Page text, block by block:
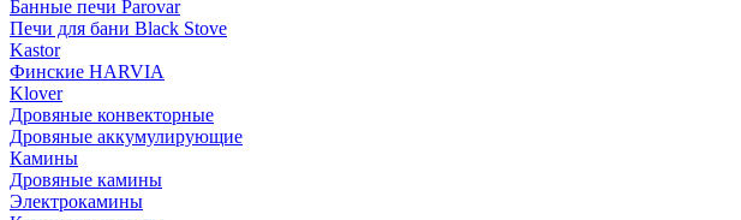
Банные печи Parovar
Печи для бани Black Stove
Kastor
Финские HARVIA
Klover
Дровяные конвекторные
Дровяные аккумулирующие
Камины
Дровяные камины
Электрокамины